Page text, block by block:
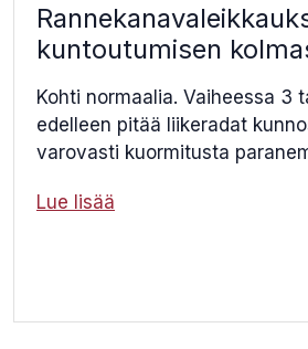
kuntoutumisen
Kohti normaalia. Vaiheessa 3
edelleen pitää liikeradat
varovasti kuormitusta
Lue lisää